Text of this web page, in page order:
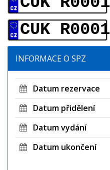
CUK R0001
INFORMACE O SPZ
Datum rezervace
Datum přidělení
Datum vydání
Datum ukončení